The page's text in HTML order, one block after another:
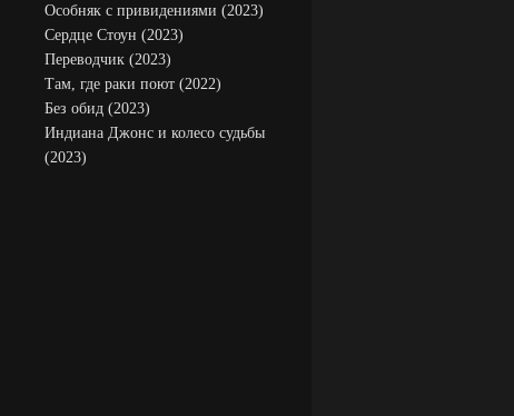
Особняк с привидениями (2023)
Сердце Стоун (2023)
Переводчик (2023)
Там, где раки поют (2022)
Без обид (2023)
Индиана Джонс и колесо судьбы
(2023)